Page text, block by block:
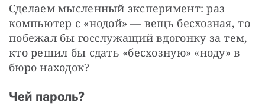
Сделаем мысленный эксперимент: раз
компьютер с «нодой» — вещь бесхозная, то
побежал бы госслужащий вдогонку за тем,
кто решил бы сдать «бесхозную» «ноду» в
бюро находок?
Чей пароль?